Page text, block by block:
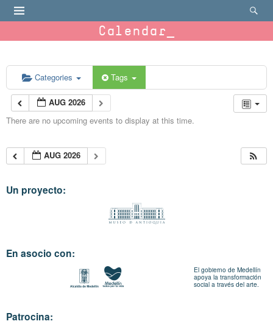
Calendar
Categories Tags
AUG 2026
There are no upcoming events to display at this time.
AUG 2026
Un proyecto:
En asocio con:
El gobierno de Medellín
apoya la transformación
social a través del arte.
Patrocina: